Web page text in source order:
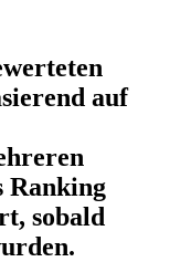
auf
Ranking
sobald